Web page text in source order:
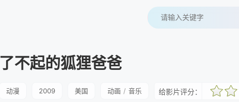
了不起的狐狸爸爸
动漫 2009 美国 动画 / 音乐 给影片评分：
很差较差还行 推荐力荐